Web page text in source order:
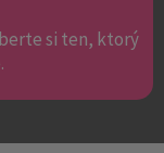
si ten, ktorý